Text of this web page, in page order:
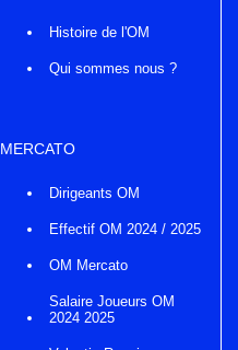
Histoire de l'OM
Qui sommes nous ?
MERCATO
Dirigeants OM
Effectif OM 2024 / 2025
OM Mercato
Salaire Joueurs OM
2024 2025